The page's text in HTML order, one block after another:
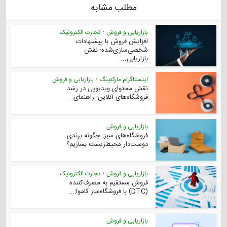
مطلب مشابه
بازاریابی و فروش • تجارت الکترونیک
افزایش فروش با پیشنهادات
شخصی‌سازی‌شده: نقش
بازاریابی...
اینستاگرام مارکتینگ • بازاریابی و فروش
نقش محتوای ویدیویی در رشد
فروشگاه‌های آنلاین: راهنمای...
بازاریابی و فروش
فروشگاه‌های سبز: چگونه برندی
دوست‌دار محیط‌زیست بسازیم؟
بازاریابی و فروش • تجارت الکترونیک
فروش مستقیم به مصرف‌کننده
(DTC) با فروشگاه‌ساز کاموا:...
بازاریابی و فروش